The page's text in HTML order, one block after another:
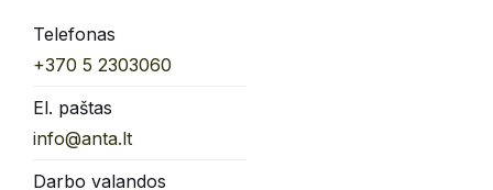
Telefonas
+370 5 2303060
El. paštas
info@anta.lt
Darbo valandos